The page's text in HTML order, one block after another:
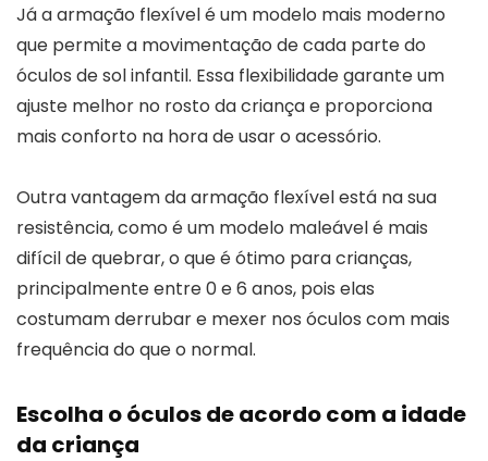
Já a armação flexível é um modelo mais moderno
que permite a movimentação de cada parte do
óculos de sol infantil. Essa flexibilidade garante um
ajuste melhor no rosto da criança e proporciona
mais conforto na hora de usar o acessório.
Outra vantagem da armação flexível está na sua
resistência, como é um modelo maleável é mais
difícil de quebrar, o que é ótimo para crianças,
principalmente entre 0 e 6 anos, pois elas
costumam derrubar e mexer nos óculos com mais
frequência do que o normal.
Escolha o óculos de acordo com a idade
da criança